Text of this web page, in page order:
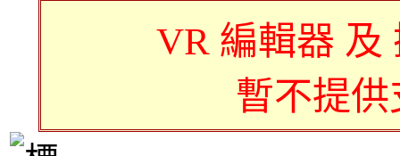
VR 編輯器 及
暫不提